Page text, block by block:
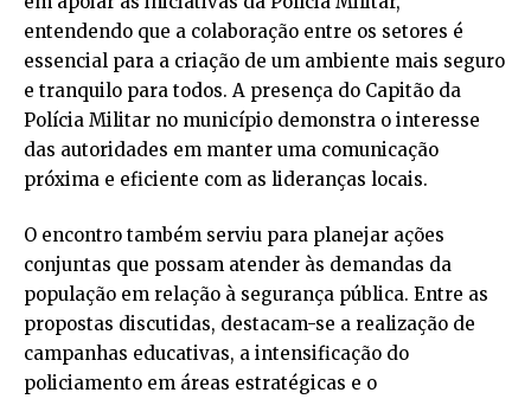
entendendo que a colaboração entre os setores é
essencial para a criação de um ambiente mais seguro
e tranquilo para todos. A presença do Capitão da
Polícia Militar no município demonstra o interesse
das autoridades em manter uma comunicação
próxima e eficiente com as lideranças locais.
O encontro também serviu para planejar ações
conjuntas que possam atender às demandas da
população em relação à segurança pública. Entre as
propostas discutidas, destacam-se a realização de
campanhas educativas, a intensificação do
policiamento em áreas estratégicas e o